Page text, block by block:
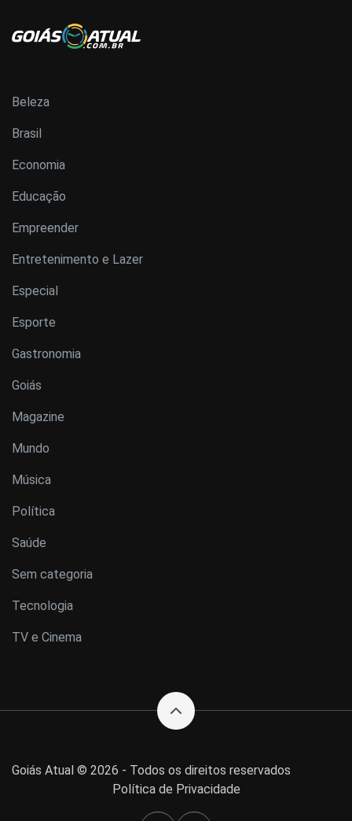
Beleza
Brasil
Economia
Educação
Empreender
Entretenimento e Lazer
Especial
Esporte
Gastronomia
Goiás
Magazine
Mundo
Música
Política
Saúde
Sem categoria
Tecnologia
TV e Cinema
Goiás Atual © 2026 - Todos os direitos reservados
Política de Privacidade